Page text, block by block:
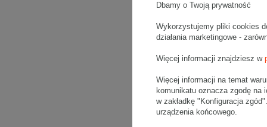
Dbamy o Twoją prywatność
Wykorzystujemy pliki cookies
działania marketingowe -
Więcej informacji znajdziesz w
Więcej informacji na temat
komunikatu oznacza zgodę na
w zakładkę "Konfiguracja
urządzenia końcowego.